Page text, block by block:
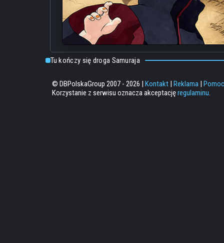
Tu kończy się droga Samuraja
© DBPolskaGroup 2007 - 2026 | Kontakt| Reklama| Pomoc
Korzystanie z serwisu oznacza akceptacjęregulaminu.